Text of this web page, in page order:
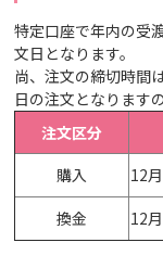
特定口座で年内の受
文日となります。
尚、注文の締切時間
日の注文となります
注文区分
購入
12
換金
12